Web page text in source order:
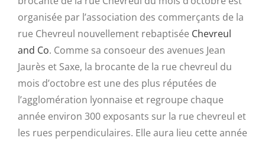
organisée par l’association des commerçants de la
rue Chevreul nouvellement rebaptisée Chevreul
and Co. Comme sa consoeur des avenues Jean
Jaurès et Saxe, la brocante de la rue chevreul du
mois d’octobre est une des plus réputées de
l’agglomération lyonnaise et regroupe chaque
année environ 300 exposants sur la rue chevreul et
les rues perpendiculaires. Elle aura lieu cette année